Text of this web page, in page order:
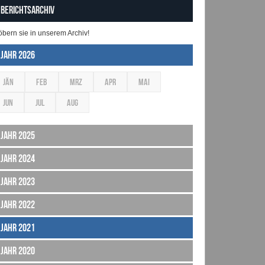
Berichtsarchiv
sie in unserem Archiv!
Jahr 2026
JÄN FEB MRZ APR MAI
JUN JUL AUG
Jahr 2025
Jahr 2024
Jahr 2023
Jahr 2022
Jahr 2021
Jahr 2020